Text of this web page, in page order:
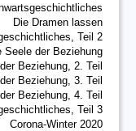
Die Dramen lassen
Teil 2
Seele der Beziehung
Beziehung, 2. Teil
Beziehung, 3. Teil
Beziehung, 4. Teil
Teil 3
Corona-Winter 2020